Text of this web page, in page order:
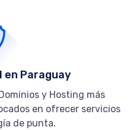
en Paraguay
y Hosting más
en ofrecer servicios
de punta.